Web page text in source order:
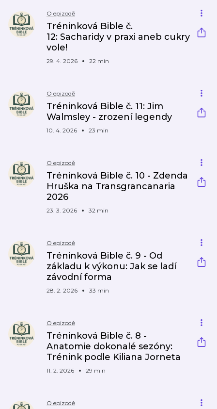
O epizodě
Tréninková Bible č.
12: Sacharidy v praxi aneb cukry
vole!
29. 4. 2026 22 min
O epizodě
Tréninková Bible č. 11: Jim
Walmsley - zrození legendy
10. 4. 2026 23 min
O epizodě
Tréninková Bible č. 10 - Zdenda
Hruška na Transgrancanaria
2026
23. 3. 2026 32 min
O epizodě
Tréninková Bible č. 9 - Od
základu k výkonu: Jak se ladí
závodní forma
28. 2. 2026 33 min
O epizodě
Tréninková Bible č. 8 -
Anatomie dokonalé sezóny:
Trénink podle Kiliana Jorneta
11. 2. 2026 29 min
O epizodě